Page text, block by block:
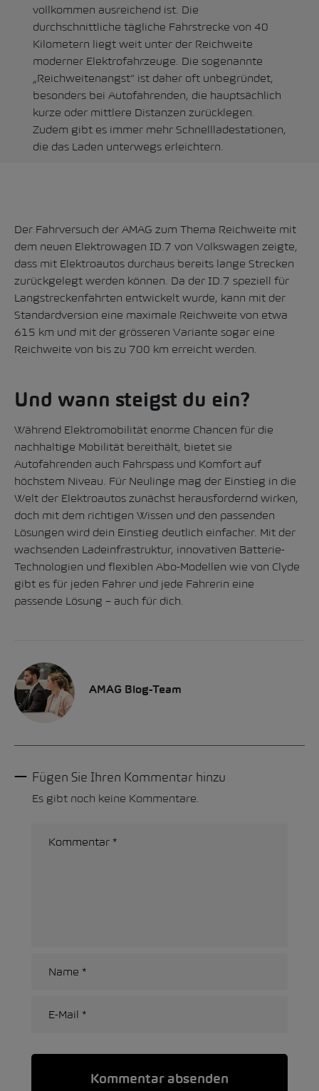
vollkommen ausreichend ist. Die
durchschnittliche tägliche Fahrstrecke von 40
Kilometern liegt weit unter der Reichweite
moderner Elektrofahrzeuge. Die sogenannte
„Reichweitenangst“ ist daher oft unbegründet,
besonders bei Autofahrenden, die hauptsächlich
kurze oder mittlere Distanzen zurücklegen.
Zudem gibt es immer mehr Schnellladestationen,
die das Laden unterwegs erleichtern.
Der Fahrversuch der AMAG zum Thema Reichweite mit
dem neuen Elektrowagen ID.7 von Volkswagen zeigte,
dass mit Elektroautos durchaus bereits lange Strecken
zurückgelegt werden können. Da der ID.7 speziell für
Langstreckenfahrten entwickelt wurde, kann mit der
Standardversion eine maximale Reichweite von etwa
615 km und mit der grösseren Variante sogar eine
Reichweite von bis zu 700 km erreicht werden.
Und wann steigst du ein?
Während Elektromobilität enorme Chancen für die
nachhaltige Mobilität bereithält, bietet sie
Autofahrenden auch Fahrspass und Komfort auf
höchstem Niveau. Für Neulinge mag der Einstieg in die
Welt der Elektroautos zunächst herausfordernd wirken,
doch mit dem richtigen Wissen und den passenden
Lösungen wird dein Einstieg deutlich einfacher. Mit der
wachsenden Ladeinfrastruktur, innovativen Batterie-
Technologien und flexiblen Abo-Modellen wie von Clyde
gibt es für jeden Fahrer und jede Fahrerin eine
passende Lösung – auch für dich.
AMAG Blog-Team
Fügen Sie Ihren Kommentar hinzu
Es gibt noch keine Kommentare.